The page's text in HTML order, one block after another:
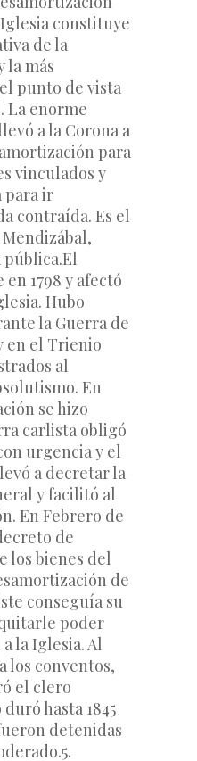
constituye
de la
la más
punto de vista
La enorme
a la Corona a
para
vinculados y
para ir
contraída. Es el
pública.El
1798 y afectó
Hubo
la Guerra de
en el Trienio
al
En
se hizo
carlista obligó
urgencia y el
a decretar la
y facilitó al
En Febrero de
de
los bienes del
de
conseguía su
poder
la Iglesia. Al
los conventos,
el clero
hasta 1845
detenidas
5.